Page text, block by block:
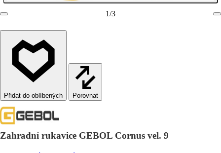
1/3
Porovnat
Zahradní rukavice GEBOL Cornus vel. 9